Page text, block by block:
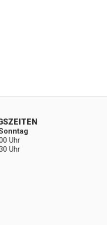
Uhr
Uhr